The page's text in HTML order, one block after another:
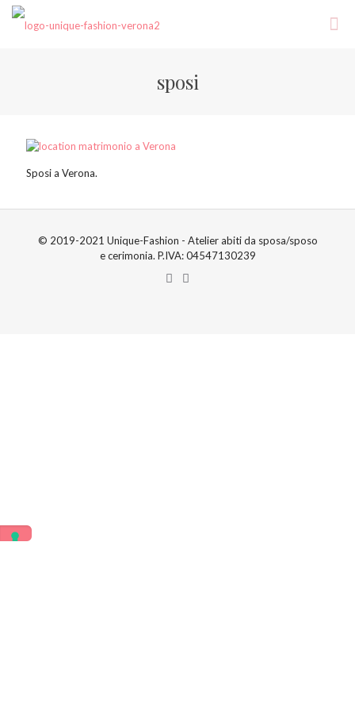
sposi
Sposi a Verona.
© 2019-2021 Unique-Fashion - Atelier abiti da sposa/sposo
e cerimonia. P.IVA: 04547130239